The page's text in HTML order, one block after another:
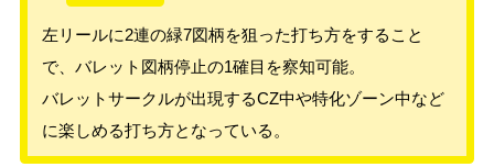
左リールに2連の緑7図柄を狙った打ち方をすること
で、バレット図柄停止の1確目を察知可能。
バレットサークルが出現するCZ中や特化ゾーン中など
に楽しめる打ち方となっている。